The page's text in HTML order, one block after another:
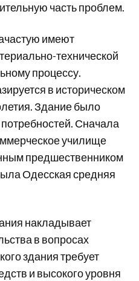
часть проблем.
имеют
технической
процессу.
в историческом
Здание было
Сначала
училище
предшественником
Одесская средняя
накладывает
в вопросах
здания требует
и высокого уровня